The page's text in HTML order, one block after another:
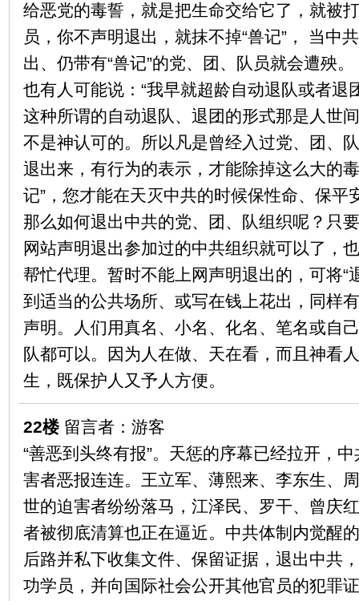
给恶党的毒誓，就是把生命交给它了，就被
员，你不声明退出，就抹不掉“兽记”， 当中
出、仍带有“兽记”的党、团、队员就会遭殃。
也有人可能说：“我早就超龄自动退队或者退
这种所谓的自动退队、退团的形式那是人世
不是神认可的。所以凡是曾经入过党、团、
退出来，有行为的表示，才能除掉这么大的
记”，您才能在天灭中共的时候保性命、保平
那么如何退出中共的党、团、队组织呢？只
网站声明退出参加过的中共组织就可以了，
帮忙代理。暂时不能上网声明退出的，可将“
到适当的公共场所、或写在钱上花出，同样
声明。人们用真名、小名、化名、笔名或自
队都可以。因为人在做、天在看，而且神看
生，既保护人又予人方便。
22楼留言者：游客
“善恶到头终有报”。天惩的序幕已经拉开，
害者恶报连连。王立军、薄熙来、李东生、
世的迫害者纷纷落马，江泽民、罗干、曾庆
者被彻底清算也正在逼近。中共体制内觉醒
后路并私下收集文件、保留证据，退出中共
功学员，并向国际社会公开其他官员的犯罪